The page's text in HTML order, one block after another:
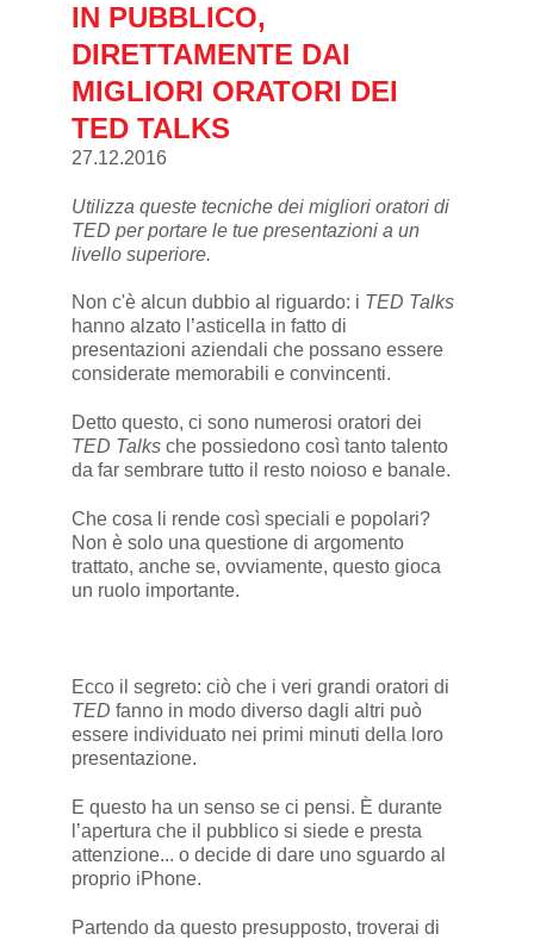
IN PUBBLICO,
DIRETTAMENTE DAI
MIGLIORI ORATORI DEI
TED TALKS
27.12.2016
Utilizza queste tecniche dei migliori oratori di
TED per portare le tue presentazioni a un
livello superiore.
Non c'è alcun dubbio al riguardo: i TED Talks
hanno alzato l’asticella in fatto di
presentazioni aziendali che possano essere
considerate memorabili e convincenti.
Detto questo, ci sono numerosi oratori dei
TED Talksche possiedono così tanto talento
da far sembrare tutto il resto noioso e banale.
Che cosa li rende così speciali e popolari?
Non è solo una questione di argomento
trattato, anche se, ovviamente, questo gioca
un ruolo importante.
Ecco il segreto: ciò che i veri grandi oratori di
TED fanno in modo diverso dagli altri può
essere individuato nei primi minuti della loro
presentazione.
E questo ha un senso se ci pensi. È durante
l’apertura che il pubblico si siede e presta
attenzione... o decide di dare uno sguardo al
proprio iPhone.
Partendo da questo presupposto, troverai di